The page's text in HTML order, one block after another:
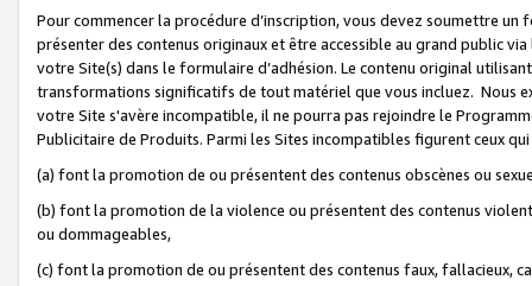
Pour commencer la procédure d’inscription, vous devez soumettre
présenter des contenus originaux et être accessible au grand public
votre Site(s) dans le formulaire d’adhésion. Le contenu original
transformations significatifs de tout matériel que vous incluez. Nous
votre Site s'avère incompatible, il ne pourra pas rejoindre le
Publicitaire de Produits. Parmi les Sites incompatibles figurent ceux
(a) font la promotion de ou présentent des contenus obscènes ou
(b) font la promotion de la violence ou présentent des contenus
ou dommageables,
(c) font la promotion de ou présentent des contenus faux, fallacieux,